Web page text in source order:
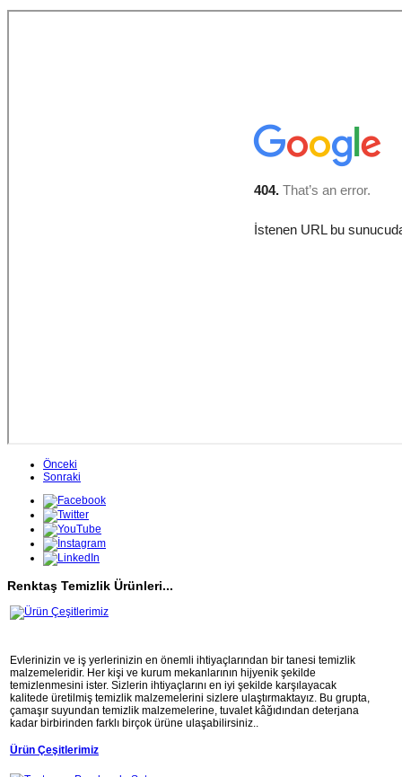
Önceki
Sonraki
Renktaş Temizlik Ürünleri...
Evlerinizin ve iş yerlerinizin en önemli ihtiyaçlarından bir tanesi temizlik
malzemeleridir. Her kişi ve kurum mekanlarının hijyenik şekilde
temizlenmesini ister. Sizlerin ihtiyaçlarını en iyi şekilde karşılayacak
kalitede üretilmiş temizlik malzemelerini sizlere ulaştırmaktayız. Bu grupta,
çamaşır suyundan temizlik malzemelerine, tuvalet kâğıdından deterjana
kadar birbirinden farklı birçok ürüne ulaşabilirsiniz..
Ürün Çeşitlerimiz